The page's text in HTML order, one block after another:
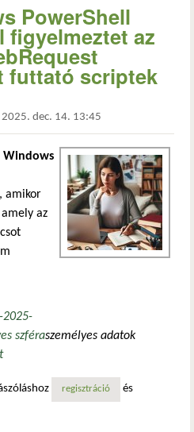
PowerShell
figyelmeztet az
futtató scriptek
2025. dec. 14. 13:45
Windows
amikor
az
2025-
szféraszemélyes adatok
mostantól figyelmeztet az invoke-
regisztráció és